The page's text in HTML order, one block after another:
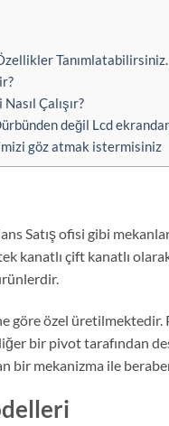
Tanımlatabilirsiniz.
Çalışır?
değil Lcd
göz atmak istermisiniz
Satış ofisi gibi
kanatlı çift kanatlı
göre özel üretilmektedir.
bir pivot tarafından
mekanizma ile